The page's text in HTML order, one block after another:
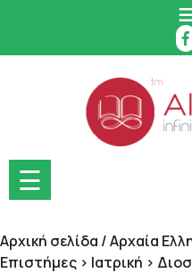
content
☰
Αρχική σελίδα /Αρχαία
Επιστήμες > Ιατρική >